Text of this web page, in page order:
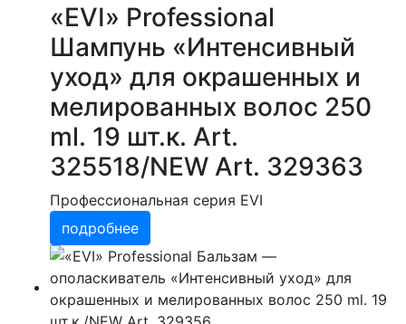
«EVI» Professional
Шампунь «Интенсивный
уход» для окрашенных и
мелированных волос 250
ml. 19 шт.к. Art.
325518/NEW Art. 329363
Профессиональная серия EVI
подробнее